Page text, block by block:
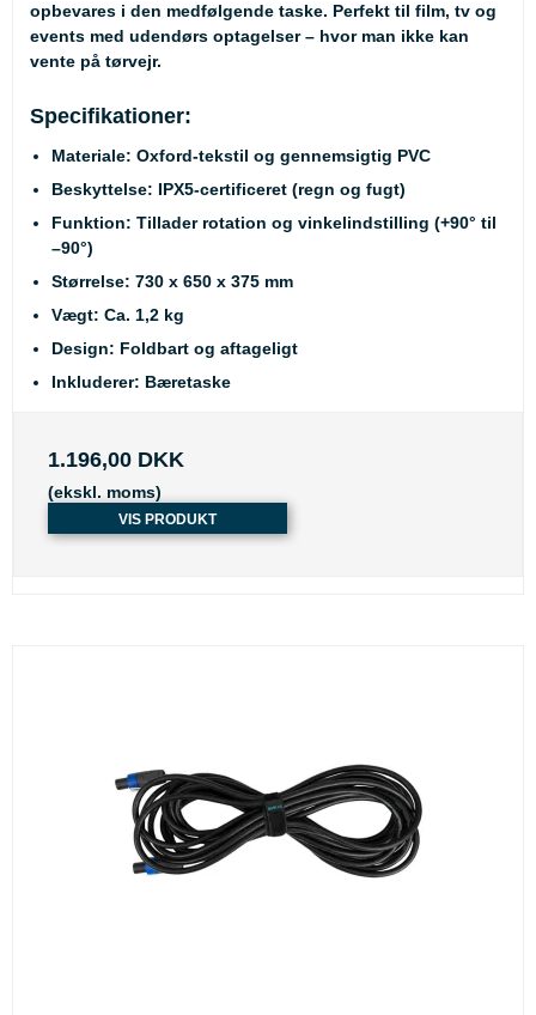
opbevares i den medfølgende taske. Perfekt til film, tv og
events med udendørs optagelser – hvor man ikke kan
vente på tørvejr.
Specifikationer:
Materiale: Oxford-tekstil og gennemsigtig PVC
Beskyttelse: IPX5-certificeret (regn og fugt)
Funktion: Tillader rotation og vinkelindstilling (+90° til
–90°)
Størrelse: 730 x 650 x 375 mm
Vægt: Ca. 1,2 kg
Design: Foldbart og aftageligt
Inkluderer: Bæretaske
1.196,00 DKK
(ekskl. moms)
VIS PRODUKT